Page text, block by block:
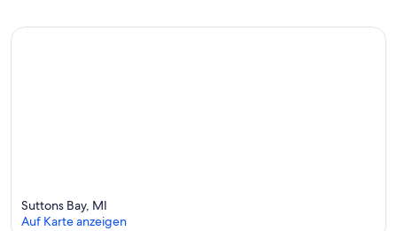
No bath/shower on the main level
________________________________________
-- POLICIES –
Suttons Bay, MI
Auf Karte anzeigen